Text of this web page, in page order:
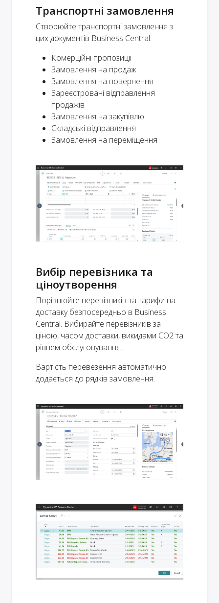
Транспортні замовлення
Створюйте транспортні замовлення з
цих документів Business Central:
Комерційні пропозиції
Замовлення на продаж
Замовлення на повернення
Зареєстровані відправлення
продажів
Замовлення на закупівлю
Складські відправлення
Замовлення на переміщення
Вибір перевізника та
ціноутворення
Порівнюйте перевізників та тарифи на
доставку безпосередньо в Business
Central. Вибирайте перевізників за
ціною, часом доставки, викидами CO2 та
рівнем обслуговування.
Вартість перевезення автоматично
додається до рядків замовлення.